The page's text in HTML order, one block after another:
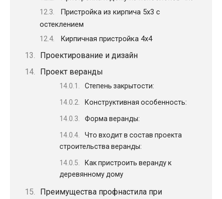
Пристройка из кирпича 5х3 с
остеклением
Кирпичная пристройка 4х4
Проектирование и дизайн
Проект веранды
Степень закрытости:
Конструктивная особенность:
Форма веранды:
Что входит в состав проекта
строительства веранды:
Как пристроить веранду к
деревянному дому
Преимущества профнастила при